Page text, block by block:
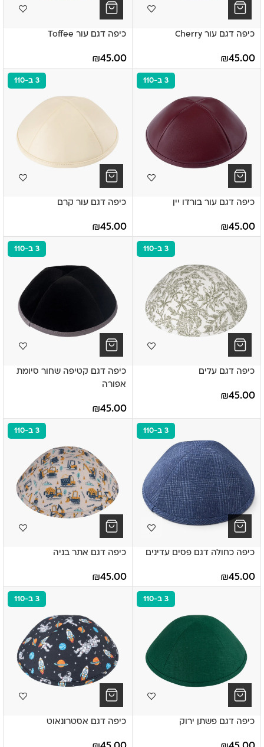
כיפה דגם עור Cherry
45.00
₪
כיפה דגם עור Toffee
45.00
₪
3 ב-110
כיפה דגם עור בורדו יין
45.00
₪
3 ב-110
כיפה דגם עור קרם
45.00
₪
3 ב-110
כיפה דגם עלים
45.00
₪
3 ב-110
כיפה דגם קטיפה שחור סיומת
אפורה
45.00
₪
3 ב-110
כיפה כחולה דגם פסים עדינים
45.00
₪
3 ב-110
כיפה דגם אתר בניה
45.00
₪
3 ב-110
כיפה דגם פשתן ירוק
3 ב-110
כיפה דגם אסטרונאוט